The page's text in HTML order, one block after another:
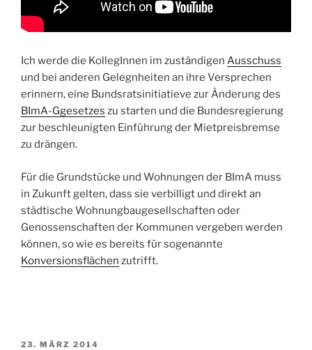
Ich werde die KollegInnen im zuständigen Ausschuss
und bei anderen Gelegnheiten an ihre Versprechen
erinnern, eine Bundsratsinitiatieve zur Änderung des
BImA-Ggesetzes zu starten und die Bundesregierung
zur beschleunigten Einführung der Mietpreisbremse
zu drängen.
Für die Grundstücke und Wohnungen der BImA muss
in Zukunft gelten, dass sie verbilligt und direkt an
städtische Wohnungbaugesellschaften oder
Genossenschaften der Kommunen vergeben werden
können, so wie es bereits für sogenannte
Konversionsflächen zutrifft.
VERÖFFENTLICHT
23. MÄRZ 2014